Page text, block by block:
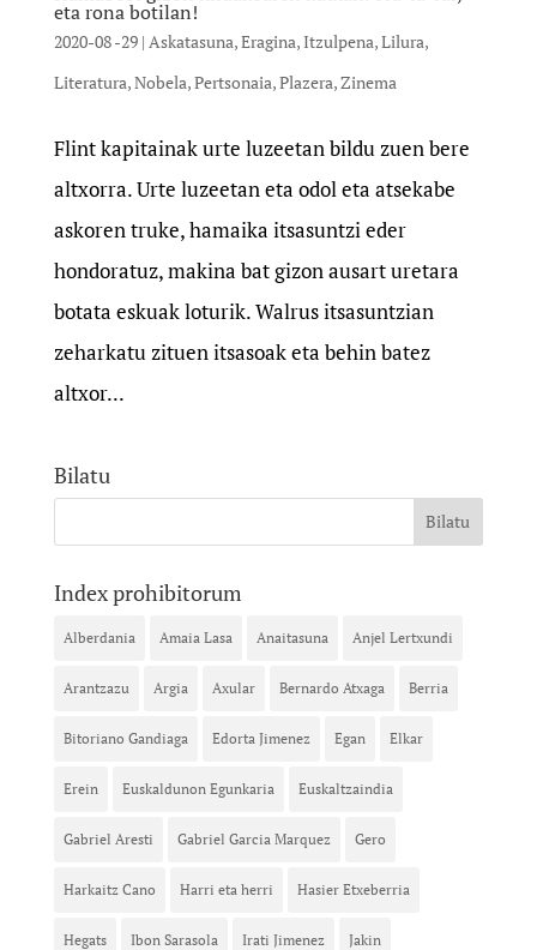
eta rona botilan!
2020-08 -29| Askatasuna,Eragina,Itzulpena,Lilura,
Literatura,Nobela,Pertsonaia,Plazera,Zinema
Flint kapitainak urte luzeetan bildu zuen bere
altxorra. Urte luzeetan eta odol eta atsekabe
askoren truke, hamaika itsasuntzi eder
hondoratuz, makina bat gizon ausart uretara
botata eskuak loturik. Walrus itsasuntzian
zeharkatu zituen itsasoak eta behin batez
altxor...
Bilatu
Index prohibitorum
Alberdania Amaia Lasa Anaitasuna Anjel Lertxundi
Arantzazu Argia Axular Bernardo Atxaga Berria
Bitoriano Gandiaga Edorta Jimenez Egan Elkar
Erein Euskaldunon Egunkaria Euskaltzaindia
Gabriel Aresti Gabriel Garcia Marquez Gero
Harkaitz Cano Harri eta herri Hasier Etxeberria
Hegats Ibon Sarasola Irati Jimenez Jakin